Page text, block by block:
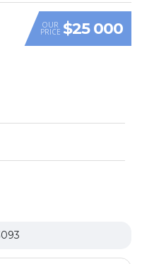
OUR
PRICE $25 000